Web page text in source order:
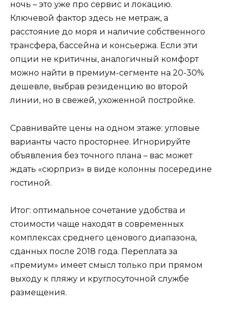
ночь – это уже про сервис и локацию.
Ключевой фактор здесь не метраж, а
расстояние до моря и наличие собственного
трансфера, бассейна и консьержа. Если эти
опции не критичны, аналогичный комфорт
можно найти в премиум-сегменте на 20-30%
дешевле, выбрав резиденцию во второй
линии, но в свежей, ухоженной постройке.
Сравнивайте цены на одном этаже: угловые
варианты часто просторнее. Игнорируйте
объявления без точного плана – вас может
ждать «сюрприз» в виде колонны посередине
гостиной.
Итог: оптимальное сочетание удобства и
стоимости чаще находят в современных
комплексах среднего ценового диапазона,
сданных после 2018 года. Переплата за
«премиум» имеет смысл только при прямом
выходу к пляжу и круглосуточной службе
размещения.